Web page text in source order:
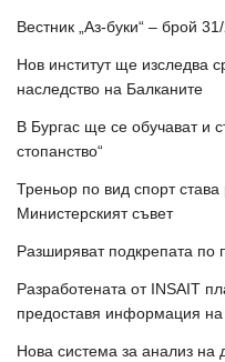
Вестник „Аз-буки“ – брой 31/
Нов институт ще изследва
наследство на Балканите
В Бургас ще се обучават и
стопанство“
Треньор по вид спорт
Министерският съвет
Разширяват подкрепата
Разработената от INSAIT
предоставя информация на
Нова система за анализ на